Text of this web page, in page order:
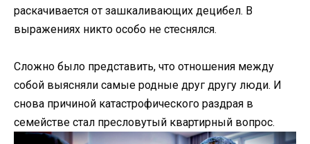
раскачивается от зашкаливающих децибел. В
выражениях никто особо не стеснялся.
Сложно было представить, что отношения между
собой выясняли самые родные друг другу люди. И
снова причиной катастрофического раздрая в
семействе стал пресловутый квартирный вопрос.